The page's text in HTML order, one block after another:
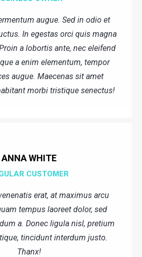
augue. Sed in odio et
In egestas orci quis magna
a lobortis ante, nec eleifend
a enim elementum, tempor
augue. Maecenas sit amet
morbi tristique senectus!
ANNA WHITE
CUSTOMER
erat, at maximus arcu
tempus laoreet dolor, sed
a. Donec ligula nisl, pretium
tincidunt interdum justo.
Thanx!